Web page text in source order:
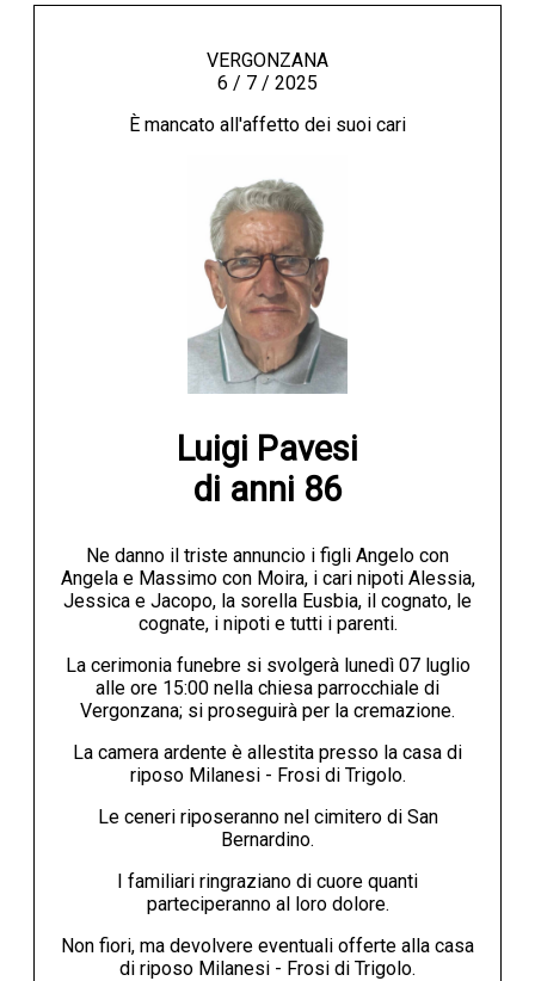
LA PIAZZA
ANIMALI
NECROLOGI
ACCEDI
VERGONZANA
6 / 7 / 2025
È mancato all'affetto dei suoi cari
Luigi Pavesi
di anni 86
Ne danno il triste annuncio i figli Angelo con
Angela e Massimo con Moira, i cari nipoti Alessia,
Jessica e Jacopo, la sorella Eusbia, il cognato, le
cognate, i nipoti e tutti i parenti.
La cerimonia funebre si svolgerà lunedì 07 luglio
alle ore 15:00 nella chiesa parrocchiale di
Vergonzana; si proseguirà per la cremazione.
La camera ardente è allestita presso la casa di
riposo Milanesi - Frosi di Trigolo.
Le ceneri riposeranno nel cimitero di San
Bernardino.
I familiari ringraziano di cuore quanti
parteciperanno al loro dolore.
Non fiori, ma devolvere eventuali offerte alla casa
di riposo Milanesi - Frosi di Trigolo.